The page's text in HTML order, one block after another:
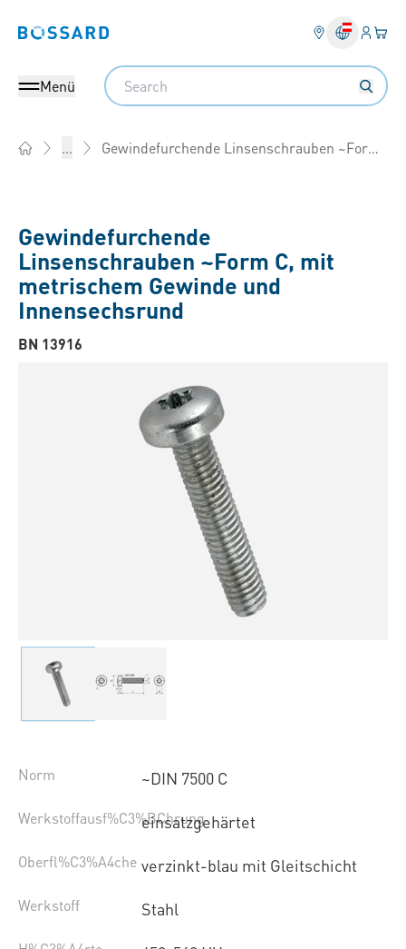
Bossard homepage Ihr
Menü
Search
... Gewindefurchende Linsenschrauben ~Form C, mit metrischem Gewinde und Innensechsrund
Gewindefurchende
Linsenschrauben ~Form C, mit
metrischem Gewinde und
Innensechsrund
BN 13916
Norm ~DIN 7500 C
Werkstoffausf%C3%BChrung
einsatzgehärtet
Oberfl%C3%A4che verzinkt-blau mit Gleitschicht
Werkstoff Stahl